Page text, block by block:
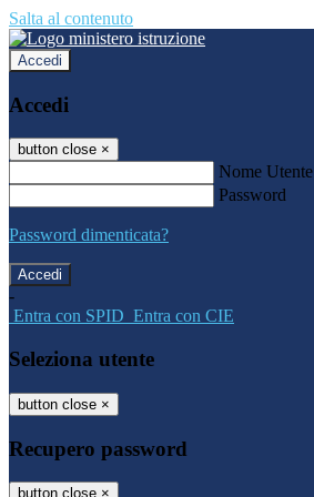
Salta al contenuto
Accedi
Accedi
button close ×
Nome Utente
Password
Password dimenticata?
-
Entra con SPID Entra con CIE
Seleziona utente
button close ×
Recupero password
button close ×